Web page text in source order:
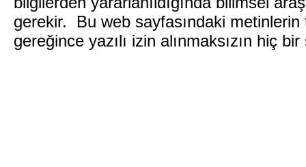
gerekir. Bu web sayfasındaki
gereğince yazılı izin alınmaksızın hiç